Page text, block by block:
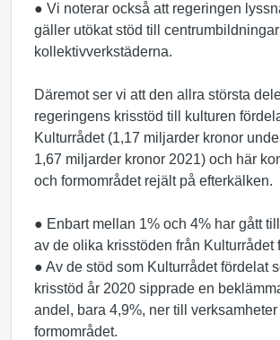
● Vi noterar också att regeringen
gäller utökat stöd till
kollektivverkstäderna.
Däremot ser vi att den allra största
regeringens krisstöd till kulturen
Kulturrådet (1,17 miljarder kronor
1,67 miljarder kronor 2021) och här
och formområdet rejält på efterkälken.
● Enbart mellan 1% och 4% har gått
av de olika krisstöden från Kulturrådet
● Av de stöd som Kulturrådet fördelat
krisstöd år 2020 sipprade en
andel, bara 4,9%, ner till
formområdet.